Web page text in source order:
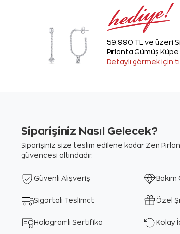
59.990 TL ve üzeri
Pırlanta Gümüş
Detaylı görmek için
Siparişiniz Nasıl Gelecek?
Siparişiniz size teslim edilene kadar Zen
güvencesi altındadır.
Güvenli Alışveriş
Sigortalı Teslimat Özel
Hologramlı Sertifika Kolay